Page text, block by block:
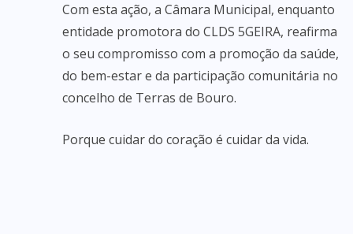
Com esta ação, a Câmara Municipal, enquanto
entidade promotora do CLDS 5GEIRA, reafirma
o seu compromisso com a promoção da saúde,
do bem-estar e da participação comunitária no
concelho de Terras de Bouro.
Porque cuidar do coração é cuidar da vida.